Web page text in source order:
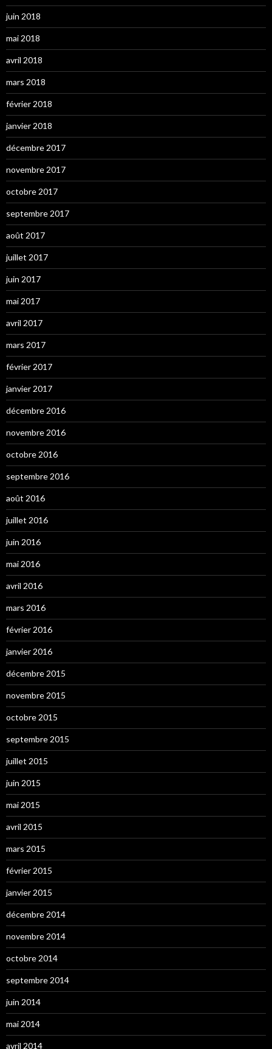
juin 2018
mai 2018
avril 2018
mars 2018
février 2018
janvier 2018
décembre 2017
novembre 2017
octobre 2017
septembre 2017
août 2017
juillet 2017
juin 2017
mai 2017
avril 2017
mars 2017
février 2017
janvier 2017
décembre 2016
novembre 2016
octobre 2016
septembre 2016
août 2016
juillet 2016
juin 2016
mai 2016
avril 2016
mars 2016
février 2016
janvier 2016
décembre 2015
novembre 2015
octobre 2015
septembre 2015
juillet 2015
juin 2015
mai 2015
avril 2015
mars 2015
février 2015
janvier 2015
décembre 2014
novembre 2014
octobre 2014
septembre 2014
juin 2014
mai 2014
avril 2014